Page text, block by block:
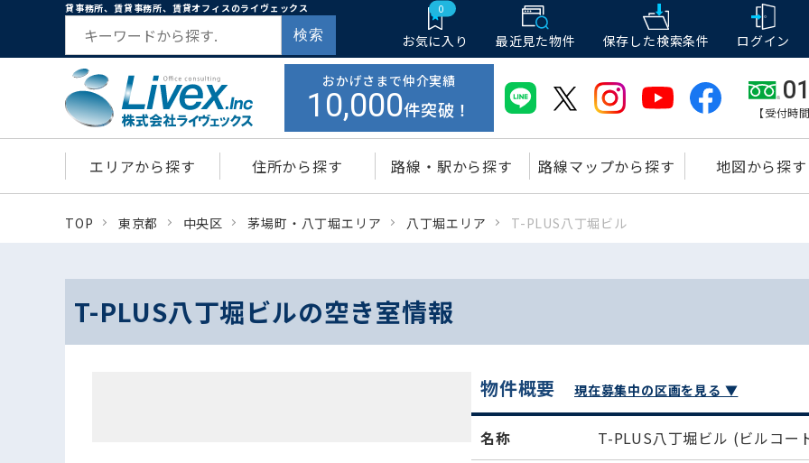
貸事務所、賃貸事務所、賃貸オフィスのライヴェックス
検索
0
お気に入り 最近見た物件 保存した検索条件 ログイン
おかげさまで仲介実績
10,000件突破！ 【受付時
エリアから探す 住所から探す 路線・駅から探す 路線マップから探す 地図から探す
TOP 東京都 中央区 茅場町・八丁堀エリア 八丁堀エリア T-PLUS八丁堀ビル
T-PLUS八丁堀ビルの空き室情報
物件概要 現在募集中の区画を見る ▼
名称 T-PLUS八丁堀ビル (ビルコー